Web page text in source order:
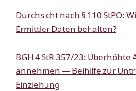
Durchsicht nach § 110 StPO:
Ermittler Daten behalten?
BGH 4 StR 357/23: Überhöhte
annehmen — Beihilfe zur
Einziehung